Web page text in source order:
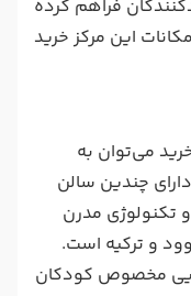
فراهم کرده
این مرکز خرید
می‌توان به
چندین سالن
تکنولوژی مدرن
و ترکیه است.
مخصوص کودکان